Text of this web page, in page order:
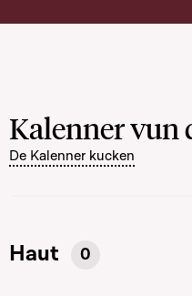
Kalenner vun
De Kalenner kucken
Haut 0